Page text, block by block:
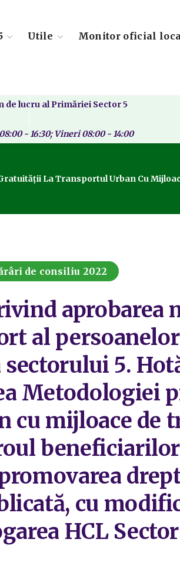
Utile Monitor oficial
de lucru al Primăriei Sector 5
- 16:30; Vineri 08:00 - 14:00
La Transportul Urban Cu
de consiliu 2022
aprobarea
al
5.
Metodologiei
mijloace de
cu
HCL